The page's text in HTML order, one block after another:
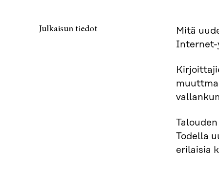
Julkaisun tiedot
Mitä
Internet-
Todella
erilaisia